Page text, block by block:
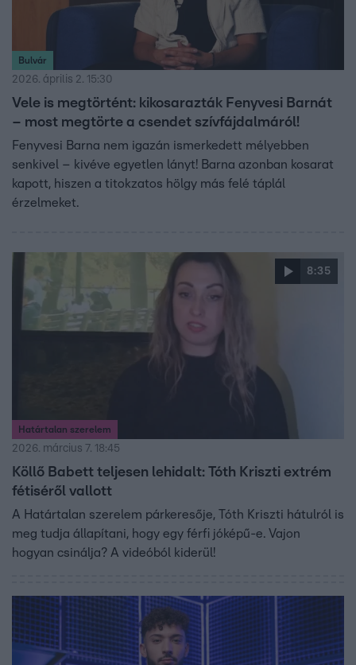
Bulvár
2026. április 2. 15:30
Vele is megtörtént: kikosarazták Fenyvesi Barnát
– most megtörte a csendet szívfájdalmáról!
Fenyvesi Barna nem igazán ismerkedett mélyebben
senkivel – kivéve egyetlen lányt! Barna azonban kosarat
kapott, hiszen a titokzatos hölgy más felé táplál
érzelmeket.
8:35
Határtalan szerelem
2026. március 7. 18:45
Köllő Babett teljesen lehidalt: Tóth Kriszti extrém
fétiséről vallott
A Határtalan szerelem párkeresője, Tóth Kriszti hátulról is
meg tudja állapítani, hogy egy férfi jóképű-e. Vajon
hogyan csinálja? A videóból kiderül!